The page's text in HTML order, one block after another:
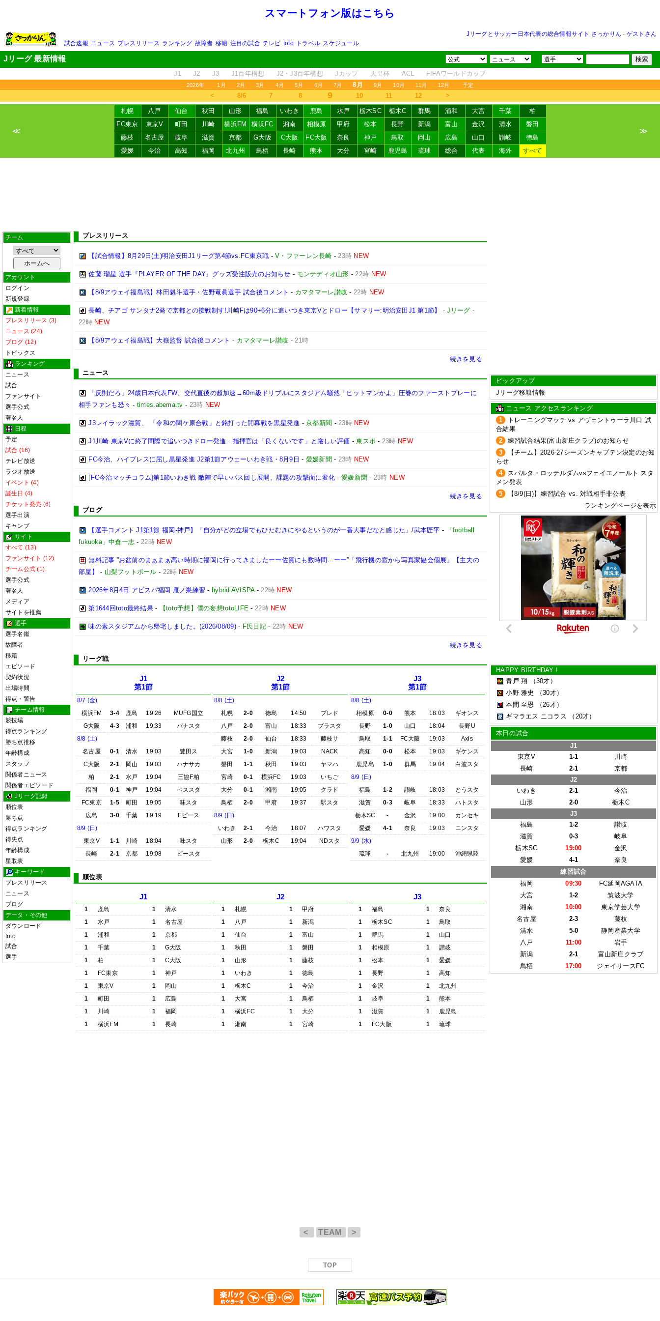
スマートフォン版はこちら
Jリーグとサッカー日本代表の総合情報サイト さっかりん - ゲストさん
試合速報 ニュース プレスリリース ランキング 故障者 移籍 注目の試合 テレビ toto トラベル スケジュール
Jリーグ 最新情報
J1 J2 J3 J1百年構想 J2・J3百年構想 Jカップ 天皇杯 ACL FIFAワールドカップ
2026年 1月 2月 3月 4月 5月 6月 7月 8月 9月 10月 11月 12月 予定
＜ 8/6 7 8 9 10 11 12 ＞
≪
札幌 八戸 仙台 秋田 山形 福島 いわき 鹿島 水戸 栃木SC 栃木C 群馬 浦和 大宮 千葉
柏
FC東京
東京V 町田 川崎 横浜FM 横浜FC 湘南 相模原 甲府 松本 長野 新潟 富山 金沢 清水
磐田
藤枝
名古屋 岐阜 滋賀 京都 G大阪 C大阪 FC大阪 奈良 神戸 鳥取 岡山 広島 山口 讃岐
徳島
愛媛
今治 高知 福岡 北九州 鳥栖 長崎 熊本 大分 宮崎 鹿児島 琉球 総合 代表 海外 すべて
≫
チーム
アカウント
ログイン
新規登録
新着情報
プレスリリース (3)
ニュース (24)
ブログ (12)
トピックス
ランキング
ニュース
試合
ファンサイト
選手公式
著名人
日程
予定
試合 (16)
テレビ放送
ラジオ放送
イベント (4)
誕生日 (4)
チケット発売 (6)
選手出演
キャンプ
サイト
すべて (13)
ファンサイト (12)
チーム公式 (1)
選手公式
著名人
メディア
サイトを推薦
選手
選手名鑑
故障者
移籍
エピソード
契約状況
出場時間
得点・警告
チーム情報
競技場
得点ランキング
勝ち点推移
年齢構成
スタッフ
関係者ニュース
関係者エピソード
Jリーグ記録
順位表
勝ち点
得点ランキング
得失点
年齢構成
星取表
キーワード
プレスリリース
ニュース
ブログ
データ・その他
ダウンロード
toto
試合
選手
プレスリリース
【試合情報】8月29日(土)明治安田J1リーグ第4節vs.FC東京戦 -V・ファーレン長崎 -23時 NEW
佐藤 瑠星 選手『PLAYER OF THE DAY』グッズ受注販売のお知らせ - モンテディオ山形 -22時 NEW
【8/9アウェイ福島戦】林田魁斗選手・佐野竜眞選手 試合後コメント - カマタマーレ讃岐 - 22時 NEW
長崎、チアゴ サンタナ2発で京都との接戦制す!川崎Fは90+6分に追いつき東京Vとドロー【サマリー:明治安田J1 第1節】 -Jリーグ -
22時 NEW
【8/9アウェイ福島戦】大嶽監督 試合後コメント - カマタマーレ讃岐 -21時
続きを見る
ニュース
「反則だろ」24歳日本代表FW、交代直後の超加速→60m級ドリブルにスタジアム騒然「ヒットマンかよ」圧巻のファーストプレーに
相手ファンも恐々 - times.abema.tv - 23時 NEW
J3レイラック滋賀、 「令和の関ケ原合戦」と銘打った開幕戦を黒星発進 -京都新聞 -23時 NEW
J1川崎 東京Vに終了間際で追いつきドロー発進…指揮官は「良くないです」と厳しい評価 -東スポ - 23時 NEW
FC今治、ハイプレスに屈し黒星発進 J2第1節アウェーいわき戦・8月9日 - 愛媛新聞 - 23時 NEW
[FC今治マッチコラム]第1節いわき戦 敵陣で早いパス回し展開、課題の攻撃面に変化 -愛媛新聞 - 23時 NEW
続きを見る
ブログ
【選手コメント J1第1節 福岡-神戸】「自分がどの立場でもひたむきにやるというのが一番大事だなと感じた」/武本匠平 -
「football
fukuoka」中倉一志 -22時 NEW
無料記事 ”お盆前のまぁまぁ高い時期に福岡に行ってきましたーー佐賀にも数時間…ーー”「飛行機の窓から写真家協会個展」【主夫の
部屋】
- 山梨フットボール - 22時 NEW
2026年8月4日 アビスパ福岡 雁ノ巣練習 - hybrid AVISPA-22時 NEW
第1644回toto最終結果 - 【toto予想】僕の妄想totoLIFE - 22時 NEW
味の素スタジアムから帰宅しました。(2026/08/09) - F氏日記- 22時 NEW
続きを見る
リーグ戦
J1
第1節
8/7 (金)
横浜FM
3-4 鹿島 19:26
MUFG国立
G大阪
4-3 浦和 19:33
パナスタ
8/8 (土)
名古屋
0-1 清水 19:03
豊田ス
C大阪
2-1 岡山 19:03
ハナサカ
柏
2-1 水戸 19:04
三協F柏
福岡
0-1 神戸 19:04
ベススタ
FC東京
1-5 町田 19:05
味スタ
広島
3-0 千葉 19:19
Eピース
8/9 (日)
東京V
1-1 川崎 18:04
味スタ
長崎
2-1 京都 19:08 ピースタ
J2
第1節
8/8 (土)
札幌
2-0 徳島 14:50
プレド
八戸
2-0 富山 18:33
プラスタ
藤枝
2-0 仙台 18:33
藤枝サ
大宮
1-0 新潟 19:03
NACK
磐田
1-1 秋田 19:03
ヤマハ
宮崎
0-1 横浜FC 19:03
いちご
大分
0-1 湘南 19:05
クラド
鳥栖
2-0 甲府 19:37
駅スタ
8/9 (日)
いわき
2-1 今治 18:07
ハワスタ
山形
2-0 栃木C 19:04 NDスタ
J3
第1節
8/8 (土)
相模原
0-0 熊本 18:03
ギオンス
長野
1-0 山口 18:04
長野U
鳥取
1-1 FC大阪 19:03
Axis
高知
0-0 松本 19:03
ギケンス
鹿児島
1-0 群馬 19:04
白波スタ
8/9 (日)
福島
1-2 讃岐 18:03
とうスタ
滋賀
0-3 岐阜 18:33
ハトスタ
栃木SC
- 金沢 19:00
カンセキ
愛媛
4-1 奈良 19:03
ニンスタ
9/9 (水)
琉球
- 北九州 19:00 沖縄県陸
順位表
J1
1 鹿島 1
清水
1
水戸 1
名古屋
1
浦和 1
京都
1
千葉 1
G大阪
1
柏 1
C大阪
1
FC東京 1
神戸
1
東京V 1
岡山
1
町田 1
広島
1
川崎 1
福岡
1
横浜FM 1 長崎
J2
1 札幌 1
甲府
1
八戸 1
新潟
1
仙台 1
富山
1
秋田 1
磐田
1
山形 1
藤枝
1
いわき 1
徳島
1
栃木C 1
今治
1
大宮 1
鳥栖
1
横浜FC 1
大分
1
湘南 1 宮崎
J3
1 福島 1
奈良
1
栃木SC 1
鳥取
1
群馬 1
山口
1
相模原 1
讃岐
1
松本 1
愛媛
1
長野 1
高知
1
金沢 1
北九州
1
岐阜 1
熊本
1
滋賀 1
鹿児島
1
FC大阪 1 琉球
ピックアップ
Jリーグ移籍情報
ニュース アクセスランキング
1
トレーニングマッチ vs アヴェントゥーラ川口 試
合結果
2
練習試合結果(富山新庄クラブ)のお知らせ
3
【チーム】2026-27シーズンキャプテン決定のお知
らせ
4
スパルタ・ロッテルダムvsフェイエノールト スタ
メン発表
5
【8/9(日)】練習試合 vs. 対戦相手非公表
ランキングページを表示
HAPPY BIRTHDAY !
青戸 翔
（30才）
小野 雅史
（30才）
本間 至恩
（26才）
ギマラエス ニコラス
（20才）
本日の試合
J1
東京V
1-1
川崎
長崎
2-1
京都
J2
いわき
2-1
今治
山形
2-0
栃木C
J3
福島
1-2
讃岐
滋賀
0-3
岐阜
栃木SC
19:00
金沢
愛媛
4-1
奈良
練習試合
福岡
09:30
FC延岡AGATA
大宮
1-2
筑波大学
湘南
10:00
東京学芸大学
名古屋
2-3
藤枝
清水
5-0
静岡産業大学
八戸
11:00
岩手
新潟
2-1
富山新庄クラブ
鳥栖
17:00 ジェイリースFC
< TEAM >
TOP